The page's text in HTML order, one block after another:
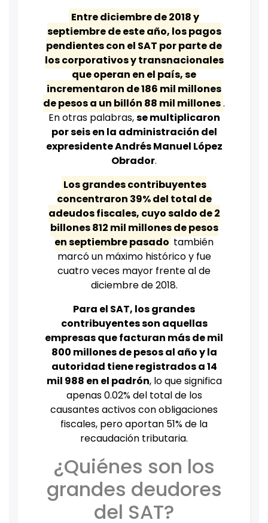
Entre diciembre de 2018 y
septiembre de este año, los pagos
pendientes con el SAT por parte de
los corporativos y transnacionales
que operan en el país, se
incrementaron de 186 mil millones
de pesos a un billón 88 mil millones.
En otras palabras,se multiplicaron
por seis en la administración del
expresidente Andrés Manuel López
Obrador.
Los grandes contribuyentes
concentraron 39% del total de
adeudos fiscales, cuyo saldo de 2
billones 812 mil millones de pesos
en septiembre pasado también
marcó un máximo histórico y fue
cuatro veces mayor frente al de
diciembre de 2018.
Para el SAT, los grandes
contribuyentes son aquellas
empresas que facturan más de mil
800 millones de pesos al año y la
autoridad tiene registrados a 14
mil 988 en el padrón, lo que significa
apenas 0.02% del total de los
causantes activos con obligaciones
fiscales, pero aportan 51% de la
recaudación tributaria.
¿Quiénes son los
grandes deudores
del SAT?